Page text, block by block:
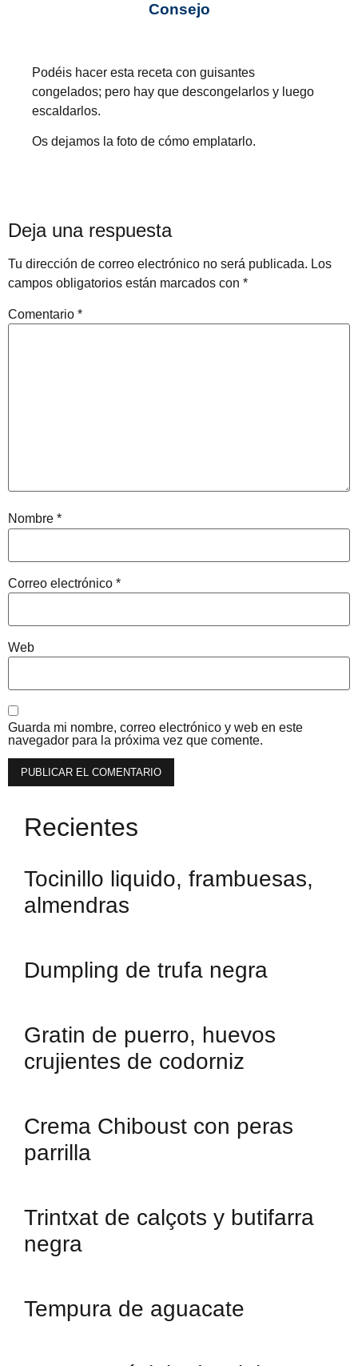
Consejo
Podéis hacer esta receta con guisantes
congelados; pero hay que descongelarlos y luego
escaldarlos.
Os dejamos la foto de cómo emplatarlo.
Deja una respuesta
Tu dirección de correo electrónico no será publicada. Los
campos obligatorios están marcados con *
Comentario *
Nombre *
Correo electrónico *
Web
Guarda mi nombre, correo electrónico y web en este
navegador para la próxima vez que comente.
Recientes
Tocinillo liquido, frambuesas,
almendras
Dumpling de trufa negra
Gratin de puerro, huevos
crujientes de codorniz
Crema Chiboust con peras
parrilla
Trintxat de calçots y butifarra
negra
Tempura de aguacate